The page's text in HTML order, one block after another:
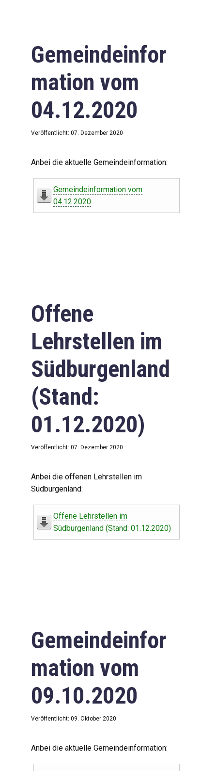
Gemeindeinfor
mation vom
04.12.2020
Veröffentlicht: 07. Dezember 2020
Anbei die aktuelle Gemeindeinformation:
Gemeindeinformation vom
04.12.2020
Offene
Lehrstellen im
Südburgenland
(Stand:
01.12.2020)
Veröffentlicht: 07. Dezember 2020
Anbei die offenen Lehrstellen im
Südburgenland:
Offene Lehrstellen im
Südburgenland (Stand: 01.12.2020)
Gemeindeinfor
mation vom
09.10.2020
Veröffentlicht: 09. Oktober 2020
Anbei die aktuelle Gemeindeinformation: